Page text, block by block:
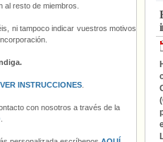
al resto de miembros.
ni tampoco indicar vuestros motivos
VER INSTRUCCIONES
con nosotros a través de la